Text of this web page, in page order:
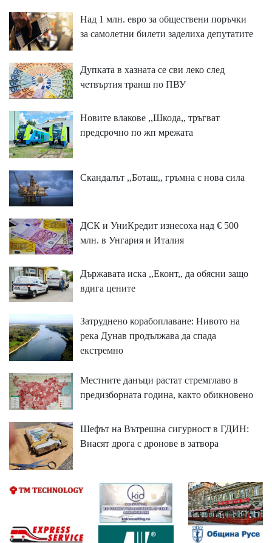
Над 1 млн. евро за обществени поръчки
за самолетни билети заделиха депутатите
Дупката в хазната се сви леко след
четвъртия транш по ПВУ
Новите влакове ,,Шкода,, тръгват
предсрочно по жп мрежата
Скандалът ,,Боташ,, гръмна с нова сила
ДСК и УниКредит изнесоха над € 500
млн. в Унгария и Италия
Държавата иска ,,Еконт,, да обясни защо
вдига цените
Затруднено корабоплаване: Нивото на
река Дунав продължава да спада
екстремно
Местните данъци растат стремглаво в
предизборната година, както обикновено
Шефът на Вътрешна сигурност в ГДИН:
Внасят дрога с дронове в затвора